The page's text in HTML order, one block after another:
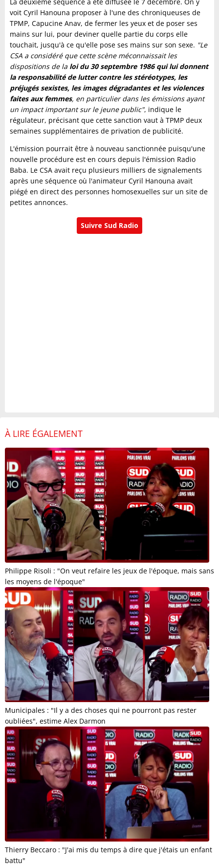
voit Cyril Hanouna proposer à l'une des chroniqueuses de
TPMP, Capucine Anav, de fermer les yeux et de poser ses
mains sur lui, pour deviner quelle partie du corps elle
touchait, jusqu'à ce qu'elle pose ses mains sur son sexe. "Le
CSA a considéré que cette scène méconnaissait les
dispositions de la loi du 30 septembre 1986 qui lui donnent
la responsabilité de lutter contre les stéréotypes, les
préjugés sexistes, les images dégradantes et les violences
faites aux femmes, en particulier dans les émissions ayant
un impact important sur le jeune public", indique le
régulateur, précisant que cette sanction vaut à TPMP deux
semaines supplémentaires de privation de publicité.
L'émission pourrait être à nouveau sanctionnée puisqu'une
nouvelle procédure est en cours depuis l'émission Radio
Baba. Le CSA avait reçu plusieurs milliers de signalements
après une séquence où l'animateur Cyril Hanouna avait
piégé en direct des personnes homosexuelles sur un site de
petites annonces.
Suivre Sud Radio
À LIRE ÉGALEMENT
Philippe Risoli : "On veut refaire les jeux de l'époque, mais sans
les moyens de l'époque"
Municipales : "Il y a des choses qui ne pourront pas rester
oubliées", estime Alex Darmon
Thierry Beccaro : "J'ai mis du temps à dire que j'étais un enfant
battu"